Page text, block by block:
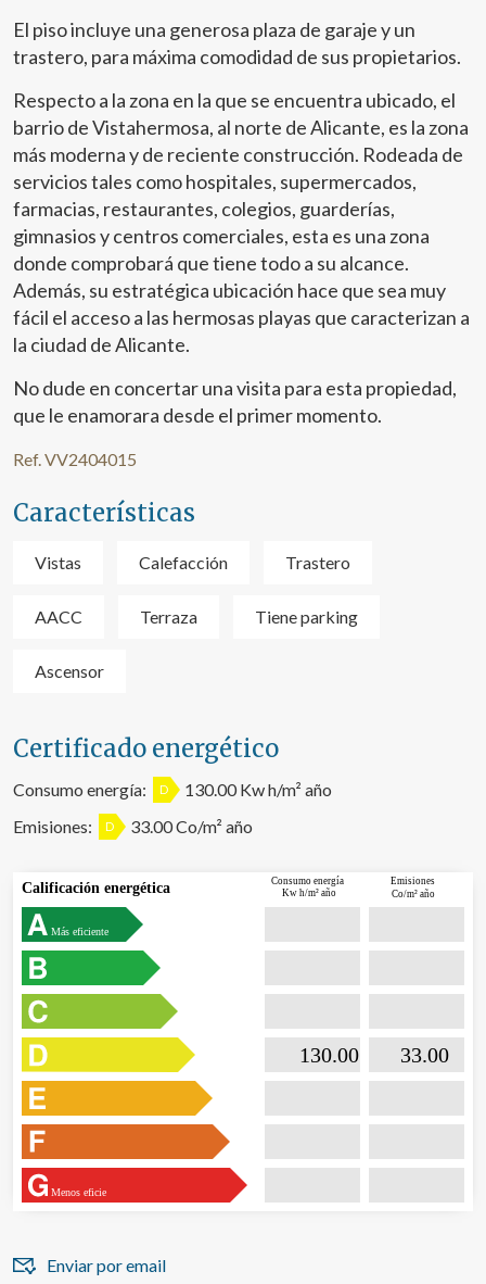
El piso incluye una generosa plaza de garaje y un
trastero, para máxima comodidad de sus propietarios.
Respecto a la zona en la que se encuentra ubicado, el
barrio de Vistahermosa, al norte de Alicante, es la zona
más moderna y de reciente construcción. Rodeada de
servicios tales como hospitales, supermercados,
farmacias, restaurantes, colegios, guarderías,
gimnasios y centros comerciales, esta es una zona
donde comprobará que tiene todo a su alcance.
Además, su estratégica ubicación hace que sea muy
fácil el acceso a las hermosas playas que caracterizan a
la ciudad de Alicante.
No dude en concertar una visita para esta propiedad,
que le enamorara desde el primer momento.
Ref. VV2404015
Características
Vistas Calefacción Trastero
AACC Terraza Tiene parking
Ascensor
Certificado energético
Consumo energía: D
130.00 Kw h/m² año
Emisiones:
D 33.00 Co/m² año
Más eficiente
Menos eficie
Calificación energética Consumo energía
Kw h/m² año
Emisiones
Co/m² año
130.00
Enviar por email
deberá tener en cuenta que dicha acción podrá ocasionar
dificultades de navegación de la página web.
Analíticas y personalización
Permiten realizar el seguimiento y análisis del
comportamiento de los usuarios de este sitio web. La
información recogida mediante este tipo de cookies se
utiliza en la medición de la actividad de la web para la
elaboración de perfiles de navegación de los usuarios con
el fin de introducir mejoras en función del análisis de los
datos de uso que hacen los usuarios del servicio. Permiten
guardar la información de preferencia del usuario para
mejorar la calidad de nuestros servicios y para ofrecer una
mejor experiencia a través de productos recomendados.
Marketing y publicidad
Estas cookies son utilizadas para almacenar información
sobre las preferencias y elecciones personales del usuario
a través de la observación continuada de sus hábitos de
de navegación en el sitio web y mostrar publicidad
relacionada con el perfil de navegación del usuario.